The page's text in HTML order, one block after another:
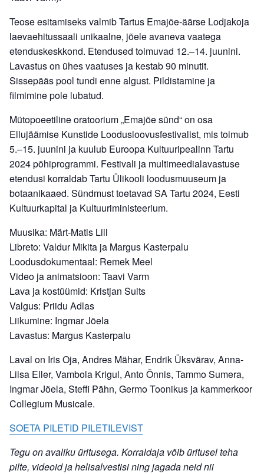
Teose esitamiseks valmib Tartus Emajõe-äärse Lodjakoja
laevaehitussaali unikaalne, jõele avaneva vaatega
etenduskeskkond. Etendused toimuvad 12.–14. juunini.
Lavastus on ühes vaatuses ja kestab 90 minutit.
Sissepääs pool tundi enne algust. Pildistamine ja
filmimine pole lubatud.
Mütopoeetiline oratoorium „Emajõe sünd“ on osa
Ellujäämise Kunstide Loodusloovusfestivalist, mis toimub
5.–15. juunini ja kuulub Euroopa Kultuuripealinn Tartu
2024 põhiprogrammi. Festivali ja multimeedialavastuse
etendusi korraldab Tartu Ülikooli loodusmuuseum ja
botaanikaaed. Sündmust toetavad SA Tartu 2024, Eesti
Kultuurkapital ja Kultuuriministeerium.
Muusika: Märt-Matis Lill
Libreto: Valdur Mikita ja Margus Kasterpalu
Loodusdokumentaal: Remek Meel
Video ja animatsioon: Taavi Varm
Lava ja kostüümid: Kristjan Suits
Valgus: Priidu Adlas
Liikumine: Ingmar Jõela
Lavastus: Margus Kasterpalu
Laval on Iris Oja, Andres Mähar, Endrik Üksvärav, Anna-
Liisa Eller, Vambola Krigul, Anto Õnnis, Tammo Sumera,
Ingmar Jõela, Steffi Pähn, Germo Toonikus ja kammerkoor
Collegium Musicale.
SOETA PILETID PILETILEVIST
Tegu on avaliku üritusega. Korraldaja võib üritusel teha
pilte, videoid ja helisalvestisi ning jagada neid nii